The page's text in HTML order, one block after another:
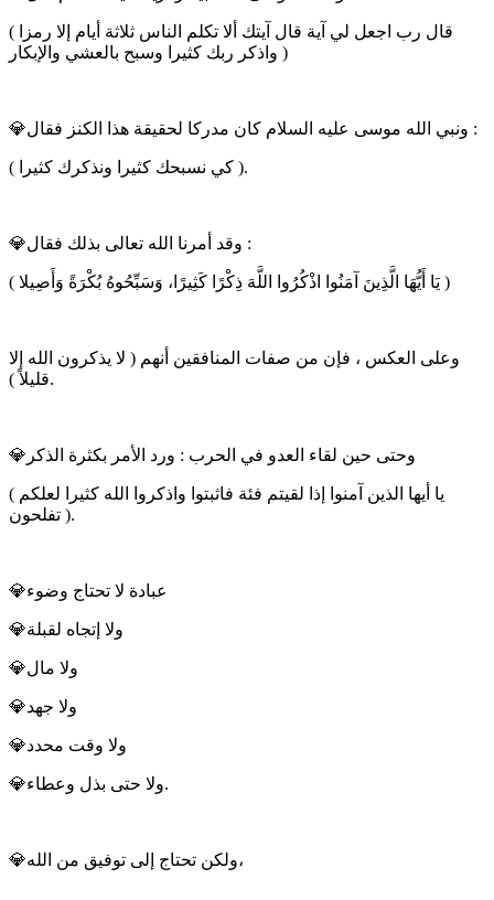
( قال رب اجعل لي آية قال آيتك ألا تكلم الناس ثلاثة أيام إلا رمزا
واذكر ربك كثيرا وسبح بالعشي والإبكار )
💎ونبي الله موسى عليه السلام كان مدركا لحقيقة هذا الكنز فقال :
( كي نسبحك كثيرا ونذكرك كثيرا ).
💎وقد أمرنا الله تعالى بذلك فقال :
( يَا أَيُّهَا الَّذِينَ آمَنُوا اذْكُرُوا اللَّهَ ذِكْرًا كَثِيرًا، وَسَبِّحُوهُ بُكْرَةً وَأَصِيلا )
وعلى العكس ، فإن من صفات المنافقين أنهم ( لا يذكرون الله إلا
قليلاً ).
💎وحتى حين لقاء العدو في الحرب : ورد الأمر بكثرة الذكر
( يا أيها الذين آمنوا إذا لقيتم فئة فاثبتوا واذكروا الله كثيرا لعلكم
تفلحون ).
💎عبادة ﻻ تحتاج وضوء
💎ولا إتجاه لقبلة
💎ولا مال
💎وﻻ جهد
💎وﻻ وقت محدد
💎ولا حتى بذل وعطاء.
💎ولكن تحتاج إلى توفيق من الله،